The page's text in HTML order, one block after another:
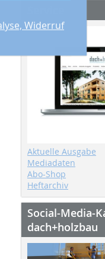
Widerruf
Aktuelle Ausgabe
Mediadaten
Abo-Shop
Heftarchiv
Social-Media-
dach+holzbau